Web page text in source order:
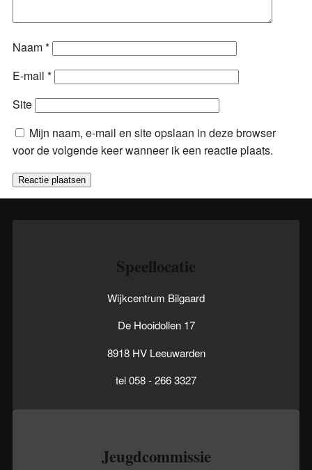
Naam*
E-mail *
Site
Mijn naam, e-mail en site opslaan in deze browser
voor de volgende keer wanneer ik een reactie plaats.
Speellocatie
Wijkcentrum Bilgaard
De Hooidollen 17
8918 HV Leeuwarden
tel 058 - 266 3327
Jeugdcommissie